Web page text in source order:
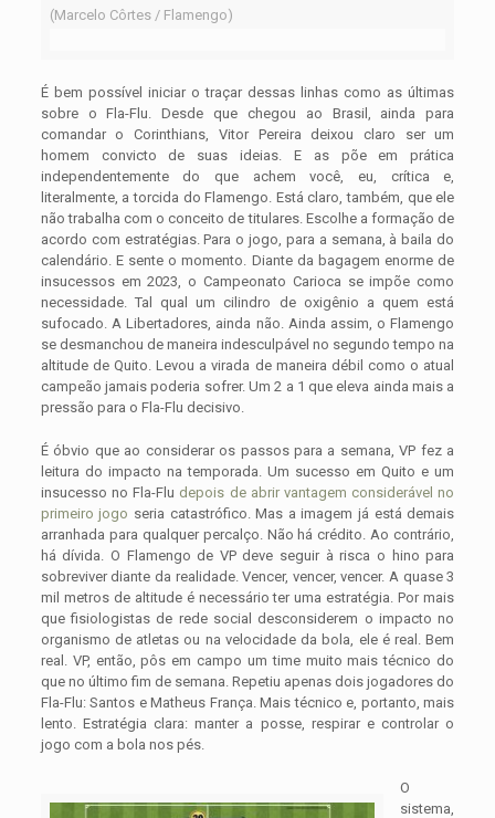
(Marcelo Côrtes / Flamengo)
É bem possível iniciar o traçar dessas linhas como as últimas
sobre o Fla-Flu. Desde que chegou ao Brasil, ainda para
comandar o Corinthians, Vitor Pereira deixou claro ser um
homem convicto de suas ideias. E as põe em prática
independentemente do que achem você, eu, crítica e,
literalmente, a torcida do Flamengo. Está claro, também, que ele
não trabalha com o conceito de titulares. Escolhe a formação de
acordo com estratégias. Para o jogo, para a semana, à baila do
calendário. E sente o momento. Diante da bagagem enorme de
insucessos em 2023, o Campeonato Carioca se impõe como
necessidade. Tal qual um cilindro de oxigênio a quem está
sufocado. A Libertadores, ainda não. Ainda assim, o Flamengo
se desmanchou de maneira indesculpável no segundo tempo na
altitude de Quito. Levou a virada de maneira débil como o atual
campeão jamais poderia sofrer. Um 2 a 1 que eleva ainda mais a
pressão para o Fla-Flu decisivo.
É óbvio que ao considerar os passos para a semana, VP fez a
leitura do impacto na temporada. Um sucesso em Quito e um
insucesso no Fla-Flu depois de abrir vantagem considerável no
primeiro jogo seria catastrófico. Mas a imagem já está demais
arranhada para qualquer percalço. Não há crédito. Ao contrário,
há dívida. O Flamengo de VP deve seguir à risca o hino para
sobreviver diante da realidade. Vencer, vencer, vencer. A quase 3
mil metros de altitude é necessário ter uma estratégia. Por mais
que fisiologistas de rede social desconsiderem o impacto no
organismo de atletas ou na velocidade da bola, ele é real. Bem
real. VP, então, pôs em campo um time muito mais técnico do
que no último fim de semana. Repetiu apenas dois jogadores do
Fla-Flu: Santos e Matheus França. Mais técnico e, portanto, mais
lento. Estratégia clara: manter a posse, respirar e controlar o
jogo com a bola nos pés.
O
sistema,